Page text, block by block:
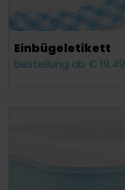
Einbügel­etikett
Bestellung ab € 19,49